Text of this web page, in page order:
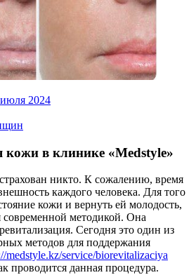
2024
кожи в клинике «Medstyle»
никто. К сожалению, время
каждого человека. Для того
кожи и вернуть ей молодость,
современной методикой. Она
Сегодня это один из
методов для поддержания
medstyle.kz/service/biorevitalizaciya
проводится данная процедура.